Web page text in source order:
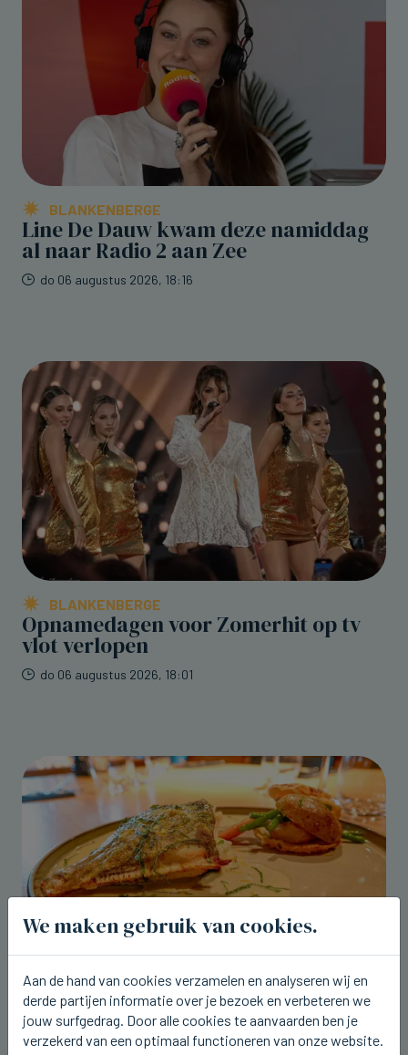
BLANKENBERGE
Line De Dauw kwam deze namiddag
al naar Radio 2 aan Zee
do 06 augustus 2026, 18:16
BLANKENBERGE
Opnamedagen voor Zomerhit op tv
vlot verlopen
do 06 augustus 2026, 18:01
BRUGGE
Tartaar van tonijn en zonnevis op de
nieuwe weeklunch bij Breydel de
We maken gebruik van cookies.
Aan de hand van cookies verzamelen en analyseren wij en
derde partijen informatie over je bezoek en verbeteren we
jouw surfgedrag. Door alle cookies te aanvaarden ben je
verzekerd van een optimaal functioneren van onze website.